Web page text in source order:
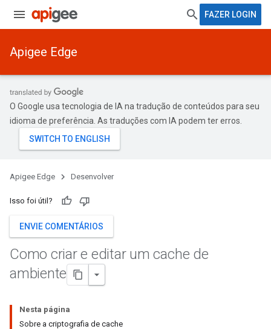
FAZER LOGIN
Apigee Edge
O Google usa tecnologia de IA na tradução de conteúdos para seu
idioma de preferência. As traduções com IA podem ter erros.
Apigee Edge Desenvolver
Isso foi útil?
ENVIE COMENTÁRIOS
Como criar e editar um cache de
ambiente
Nesta página
Sobre a criptografia de cache